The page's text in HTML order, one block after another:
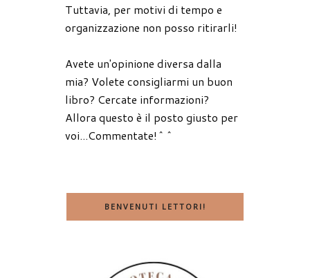
Tuttavia, per motivi di tempo e
organizzazione non posso ritirarli!
Avete un'opinione diversa dalla
mia? Volete consigliarmi un buon
libro? Cercate informazioni?
Allora questo è il posto giusto per
voi...Commentate!^^
BENVENUTI LETTORI!